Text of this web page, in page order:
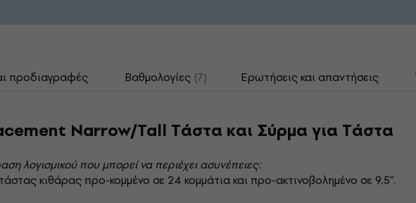
προδιαγραφές Βαθμολογίες (7) Ερωτήσεις και απαντήσεις
Narrow/Tall Τάστα και Σύρμα για Τάστα
λογισμικού που μπορεί να περιέχει ασυνέπειες:
κιθάρας προ-κομμένο σε 24 κομμάτια και προ-ακτινοβολημένο σε 9,5''.